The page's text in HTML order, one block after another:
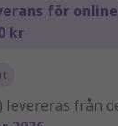
för
kr
levereras från